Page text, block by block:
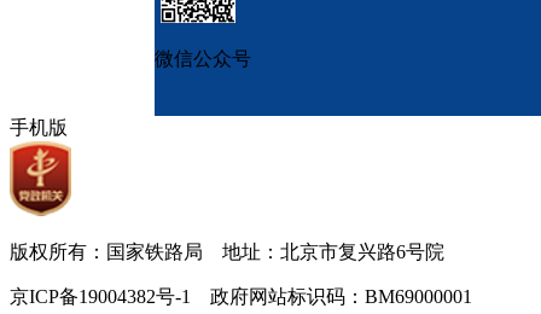
微信公众号
手机版
版权所有：国家铁路局 地址：北京市复兴路6号院
京ICP备19004382号-1 政府网站标识码：BM69000001